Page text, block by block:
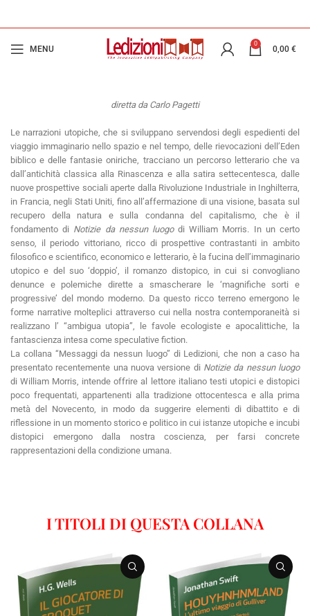
MENU
0
0,00 €
diretta da Carlo Pagetti
Le narrazioni utopiche, che si sviluppano servendosi degli espedienti del
viaggio immaginario nello spazio e nel tempo, delle rievocazioni dell’Eden
biblico e delle fantasie oniriche, tracciano un percorso letterario che va
dall’antichità classica alla Rinascenza e alla satira settecentesca, dalle
nuove prospettive sociali aperte dalla Rivoluzione Industriale in Inghilterra,
in Francia, negli Stati Uniti, fino all’affermazione di una visione, basata sul
recupero della natura e sulla condanna del capitalismo, che è il
fondamento di Notizie da nessun luogodi William Morris. In un certo
senso, il periodo vittoriano, ricco di prospettive contrastanti in ambito
filosofico e scientifico, economico e letterario, è la fucina dell’immaginario
utopico e del suo ‘doppio’, il romanzo distopico, in cui si convogliano
denunce e polemiche dirette a smascherare le ‘magnifiche sorti e
progressive’ del mondo moderno. Da questo ricco terreno emergono le
forme narrative molteplici attraverso cui nella nostra contemporaneità si
realizzano l’ “ambigua utopia”, le favole ecologiste e apocalittiche, la
fantascienza intesa come speculative fiction.
La collana “Messaggi da nessun luogo” di Ledizioni, che non a caso ha
presentato recentemente una nuova versione di Notizie da nessun luogo
di William Morris, intende offrire al lettore italiano testi utopici e distopici
poco frequentati, appartenenti alla tradizione ottocentesca e alla prima
metà del Novecento, in modo da suggerire elementi di dibattito e di
riflessione in un momento storico e politico in cui istanze utopiche e incubi
distopici emergono dalla nostra coscienza, per farsi concrete
rappresentazioni della condizione umana.
I TITOLI DI QUESTA COLLANA